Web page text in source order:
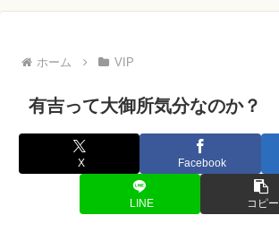
ホーム VIP
有吉って大御所気分なのか？
X Facebook
LINE コピー